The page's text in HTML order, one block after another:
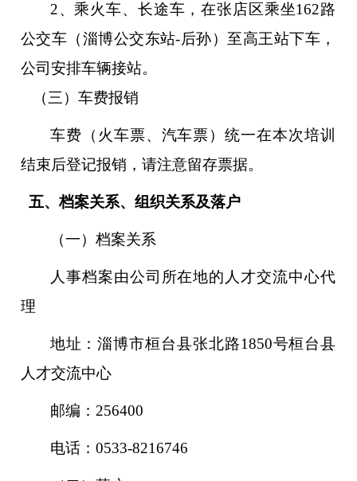
2、乘火车、长途车，在张店区乘坐162路
公交车（淄博公交东站-后孙）至高王站下车，
公司安排车辆接站。
（三）车费报销
车费（火车票、汽车票）统一在本次培训
结束后登记报销，请注意留存票据。
五、档案关系、组织关系及落户
（一）档案关系
人事档案由公司所在地的人才交流中心代
理
地址：淄博市桓台县张北路1850号桓台县
人才交流中心
邮编：256400
电话：0533-8216746